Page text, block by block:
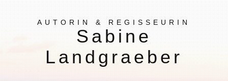
AUTORIN & REGISSEURIN
Sabine
Landgraeber